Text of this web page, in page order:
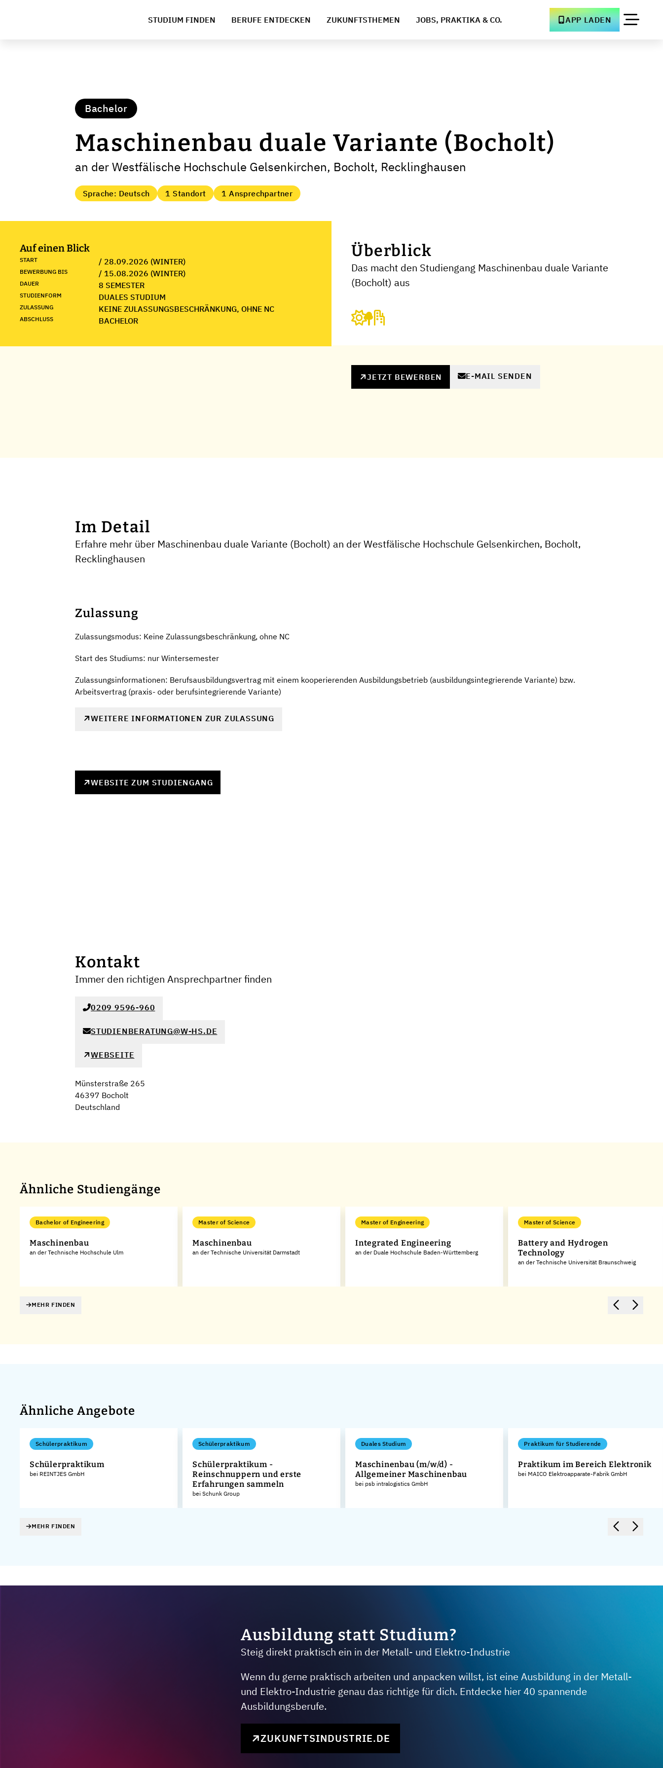
STUDIUM FINDEN BERUFE ENTDECKEN ZUKUNFTSTHEMEN JOBS, PRAKTIKA & CO. APP LADEN
Bachelor
Maschinenbau duale Variante (Bocholt)
an der Westfälische Hochschule Gelsenkirchen, Bocholt, Recklinghausen
Sprache: Deutsch 1 Standort 1 Ansprechpartner
Auf einen Blick
START / 28.09.2026 (WINTER)
BEWERBUNG BIS / 15.08.2026 (WINTER)
DAUER 8 SEMESTER
STUDIENFORM DUALES STUDIUM
ZULASSUNG KEINE ZULASSUNGSBESCHRÄNKUNG, OHNE NC
ABSCHLUSS BACHELOR
Überblick
Das macht den Studiengang Maschinenbau duale Variante
(Bocholt) aus
JETZT BEWERBEN E-MAIL SENDEN
Im Detail
Erfahre mehr über Maschinenbau duale Variante (Bocholt) an der Westfälische Hochschule Gelsenkirchen, Bocholt,
Recklinghausen
Zulassung
Zulassungsmodus: Keine Zulassungsbeschränkung, ohne NC
Start des Studiums: nur Wintersemester
Zulassungsinformationen: Berufsausbildungsvertrag mit einem kooperierenden Ausbildungsbetrieb (ausbildungsintegrierende Variante) bzw.
Arbeitsvertrag (praxis- oder berufsintegrierende Variante)
WEITERE INFORMATIONEN ZUR ZULASSUNG
WEBSITE ZUM STUDIENGANG
Kontakt
Immer den richtigen Ansprechpartner finden
0209 9596-960
STUDIENBERATUNG@W-HS.DE
WEBSEITE
Münsterstraße 265
46397 Bocholt
Deutschland
Ähnliche Studiengänge
Bachelor of Engineering
Maschinenbau
an der Technische Hochschule Ulm
Master of Science
Maschinenbau
an der Technische Universität Darmstadt
Master of Engineering
Integrated Engineering
an der Duale Hochschule Baden-Württemberg
Master of Science
Battery and Hydrogen
Technology
an der Technische Universität Braunschweig
MEHR FINDEN
Ähnliche Angebote
Schülerpraktikum
Schülerpraktikum
bei REINTJES GmbH
Schülerpraktikum
Schülerpraktikum -
Reinschnuppern und erste
Erfahrungen sammeln
bei Schunk Group
Duales Studium
Maschinenbau (m/w/d) -
Allgemeiner Maschinenbau
bei psb intralogistics GmbH
Praktikum für Studierende
Praktikum im Bereich Elektronik
bei MAICO Elektroapparate-Fabrik GmbH
MEHR FINDEN
Ausbildung statt Studium?
Steig direkt praktisch ein in der Metall- und Elektro-Industrie
Wenn du gerne praktisch arbeiten und anpacken willst, ist eine Ausbildung in der Metall-
und Elektro-Industrie genau das richtige für dich. Entdecke hier 40 spannende
Ausbildungsberufe.
ZUKUNFTSINDUSTRIE.DE